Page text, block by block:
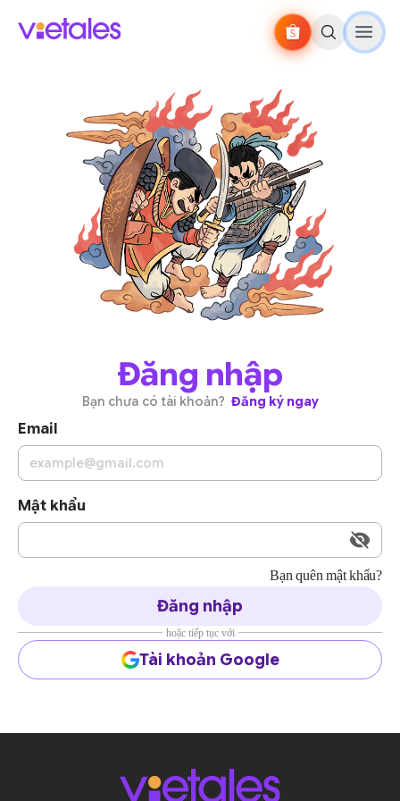
Đăng nhập
Bạn chưa có tài khoản? Đăng ký ngay
Email
Mật khẩu
Bạn quên mật khẩu?
Đăng nhập
hoặc tiếp tục với
Tài khoản Google